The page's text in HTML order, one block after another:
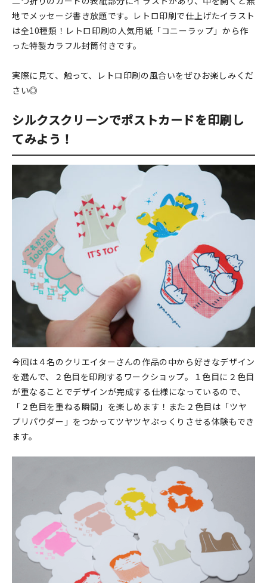
地でメッセージ書き放題です。レトロ印刷で仕上げたイラスト
は全10種類！レトロ印刷の人気用紙「コニーラップ」から作
った特製カラフル封筒付きです。
実際に見て、触って、レトロ印刷の風合いをぜひお楽しみくだ
さい◎
シルクスクリーンでポストカードを印刷し
てみよう！
今回は４名のクリエイターさんの作品の中から好きなデザイン
を選んで、２色目を印刷するワークショップ。１色目に２色目
が重なることでデザインが完成する仕様になっているので、
「２色目を重ねる瞬間」を楽しめます！また２色目は「ツヤ
プリパウダー」をつかってツヤツヤぷっくりさせる体験もでき
ます。